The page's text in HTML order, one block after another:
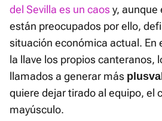
del Sevilla es un caosy, aunque
están preocupados por ello,
situación económica actual. En
la llave los propios canteranos,
llamados a generar más
quiere dejar tirado al equipo, el
mayúsculo.